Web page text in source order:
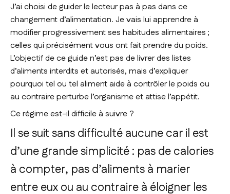
J’ai choisi de guider le lecteur pas à pas dans ce
changement d’alimentation. Je vais lui apprendre à
modifier progressivement ses habitudes alimentaires ;
celles qui précisément vous ont fait prendre du poids.
L’objectif de ce guide n’est pas de livrer des listes
d’aliments interdits et autorisés, mais d’expliquer
pourquoi tel ou tel aliment aide à contrôler le poids ou
au contraire perturbe l’organisme et attise l’appétit.
Ce régime est-il difficile à suivre ?
Il se suit sans difficulté aucune car il est
d’une grande simplicité : pas de calories
à compter, pas d’aliments à marier
entre eux ou au contraire à éloigner les